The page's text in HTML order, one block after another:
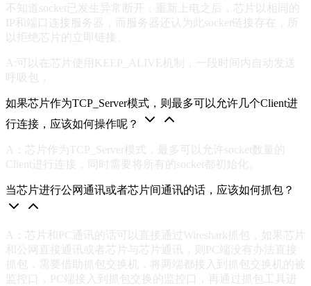
不知道socket已发生异常断开；重新上电之后，芯片以相同的
IP和端口连接服务器，而服务器还认为此socket链接存在，所
以拒绝芯片的立即链接。
A:可以在芯片使用KEEP_ALIVE机制，一段时间内自动发送
呼吸包，
如果芯片作为TCP_Server模式，则最多可以允许几个Client进
行连接，应该如何操作呢？
A：芯片作为TCP_Server模式，最多可以允许socket数量的
Client进行连接，同时需要将所有的socket都初始化。
当芯片进行公网通讯或者芯片间通讯的话，应该如何抓包？
A：芯片和PC通讯的话可以直接通过Wireshark抓包，如果芯片
和公网直接通讯或者芯片与芯片通讯，则PC端没有办法直接
抓包，需要借助抓包交换机，将两端都接入到抓包交换机的被
监控口，PC端接入到抓包交换的监控口，再通过抓包工具进